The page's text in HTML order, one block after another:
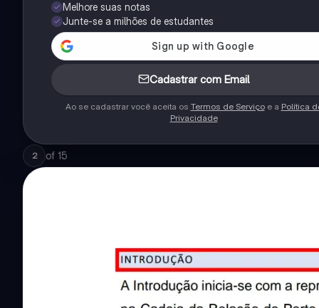
Melhore suas notas
Junte-se a milhões de estudantes
Cadastrar com Email
Ao se cadastrar você aceita os Termos de Serviçoe a Política
Privacidade
2 of 15